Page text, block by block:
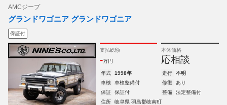
AMCジープ
グランドワゴニア グランドワゴニア
保証付
支払総額
-万円
本体価格
応相談
年式 1998年 走行
不明
車検
車検整備付 修復
あり
保証
保証付 整備
法定整備付
住所
岐阜県 羽島郡岐南町